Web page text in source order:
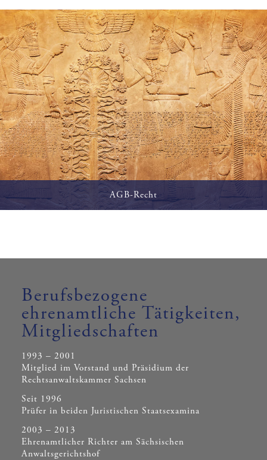
AGB-Recht
Berufsbezogene
ehrenamtliche Tätigkeiten,
Mitgliedschaften
1993 – 2001
Mitglied im Vorstand und Präsidium der
Rechtsanwaltskammer Sachsen
Seit 1996
Prüfer in beiden Juristischen Staatsexamina
2003 – 2013
Ehrenamtlicher Richter am Sächsischen
Anwaltsgerichtshof